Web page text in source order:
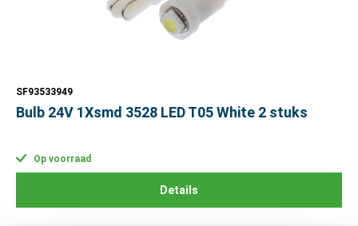
SF93533949
Bulb 24V 1Xsmd 3528 LED T05 White 2 stuks
Op voorraad
Details